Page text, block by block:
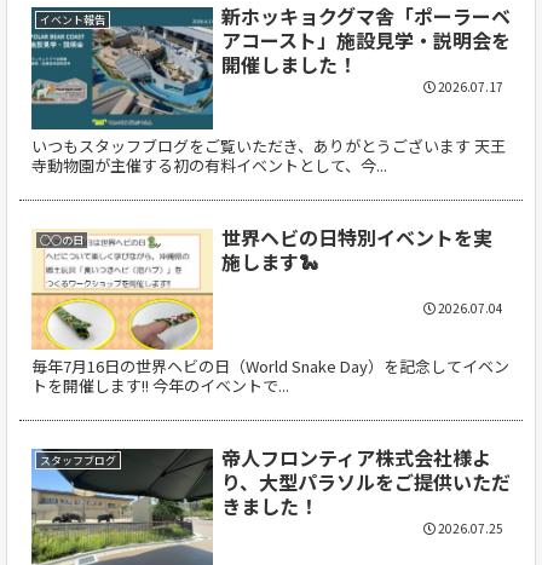
イベント報告
新ホッキョクグマ舎「ポーラーベ
アコースト」施設見学・説明会を
開催しました！
いつもスタッフブログをご覧いただき、ありがとうございます 天王
寺動物園が主催する初の有料イベントとして、今...
2026.07.17
○○の日
世界ヘビの日特別イベントを実
施します🐍
毎年7月16日の世界ヘビの日（World Snake Day）を記念してイベン
トを開催します!! 今年のイベントで...
2026.07.04
スタッフブログ
帝人フロンティア株式会社様よ
り、大型パラソルをご提供いただ
きました！
2026.07.25